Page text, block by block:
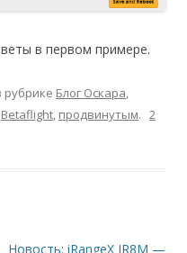
в первом примере.
рубрике Блог Оскара,
Betaflight, продвинутым. 2
Новость: iRangeX IR8M —